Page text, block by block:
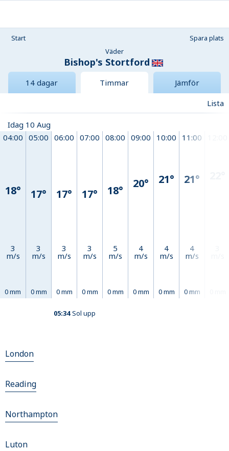
Start
Spara plats
Väder
Bishop's Stortford
14 dagar Timmar
Jämför
Lista
Idag 10 Aug
04:00
18°
3
m/s
0 mm
05:00
17°
3
m/s
0 mm
06:00
17°
3
m/s
0 mm
07:00
17°
3
m/s
0 mm
08:00
18°
5
m/s
0 mm
09:00
20°
4
m/s
0 mm
10:00
21°
4
m/s
0 mm
11:00
21°
4
m/s
0 mm
05:34 Sol upp
London
Reading
Northampton
Luton